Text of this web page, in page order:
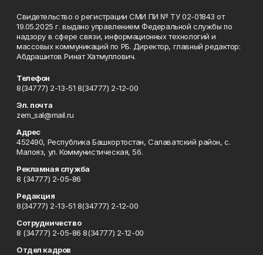
Свидетельство о регистрации СМИ ПИ № ТУ 02-01843 от
19.05.2025 г. выдано управлением Федеральной службы по
надзору в сфере связи, информационных технологий и
массовых коммуникаций по РБ. Директор, главный редактор:
Абдрашитов Ринат Хатмуллович.
Телефон
8(34777) 2-13-51 8(34777) 2-12-00
Эл. почта
zem_sal@mail.ru
Адрес
452490, Республика Башкортостан, Салаватский район, с.
Малояз, ул. Коммунистическая, 56.
Рекламная служба
8 (34777) 2-05-86
Редакция
8(34777) 2-13-51 8(34777) 2-12-00
Сотрудничество
8 (34777) 2-05-86 8(34777) 2-12-00
Отдел кадров